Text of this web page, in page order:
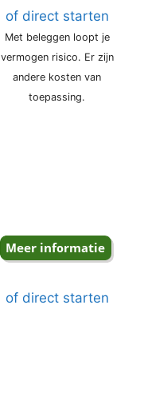
of direct starten
Met beleggen loopt je
vermogen risico. Er zijn
andere kosten van
toepassing.
of direct starten